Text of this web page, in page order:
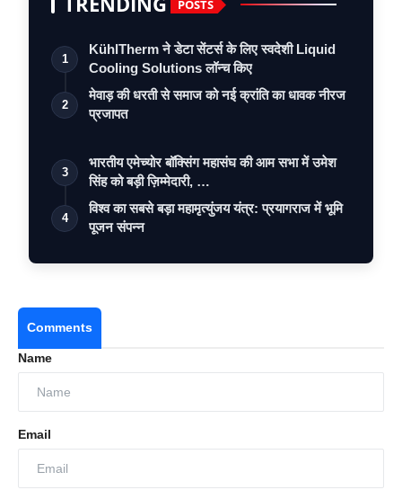
POSTS
1
KühlTherm ने डेटा सेंटर्स के लिए स्वदेशी Liquid
Cooling Solutions लॉन्च किए
2
मेवाड़ की धरती से समाज को नई क्रांति का धावक नीरज
प्रजापत
3
भारतीय एमेच्योर बॉक्सिंग महासंघ की आम सभा में उमेश
सिंह को बड़ी ज़िम्मेदारी, …
4
विश्व का सबसे बड़ा महामृत्युंजय यंत्र: प्रयागराज में भूमि
पूजन संपन्न
Comments
Name
Email